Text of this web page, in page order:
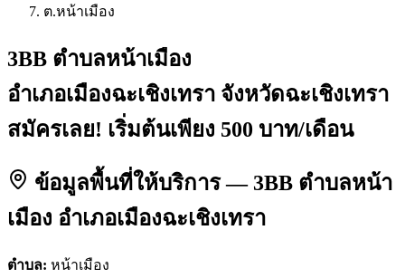
ต.หน้าเมือง
3BB ตำบลหน้าเมือง
อำเภอเมืองฉะเชิงเทรา จังหวัดฉะเชิงเทรา
สมัครเลย! เริ่มต้นเพียง 500 บาท/เดือน
ข้อมูลพื้นที่ให้บริการ — 3BB ตำบลหน้า
เมือง อำเภอเมืองฉะเชิงเทรา
ตำบล: หน้าเมือง